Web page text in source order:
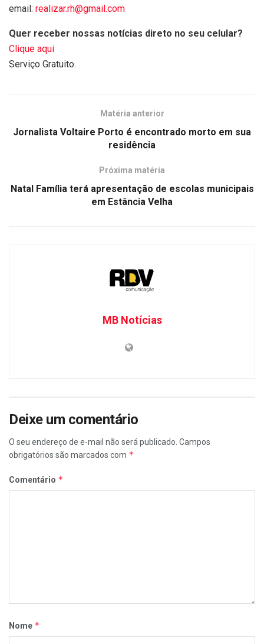
email: realizar.rh@gmail.com
Quer receber nossas notícias direto no seu celular?
Clique aqui
Serviço Gratuito.
Matéria anterior
Jornalista Voltaire Porto é encontrado morto em sua
residência
Próxima matéria
Natal Família terá apresentação de escolas municipais
em Estância Velha
MB Notícias
Deixe um comentário
O seu endereço de e-mail não será publicado. Campos
obrigatórios são marcados com *
Comentário *
Nome *